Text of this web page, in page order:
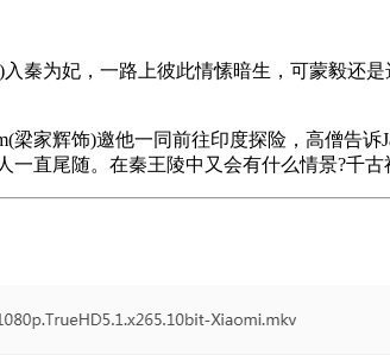
秦为妃，一路上彼此情愫暗生，可蒙毅还
家辉饰)邀他一同前往印度探险，高僧告诉
直尾随。在秦王陵中又会有什么情景?千古